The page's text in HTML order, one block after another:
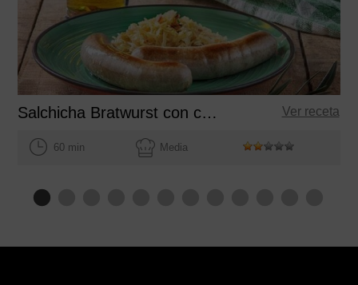
Salchicha Bratwurst con chucrut Ver receta
60 min Media